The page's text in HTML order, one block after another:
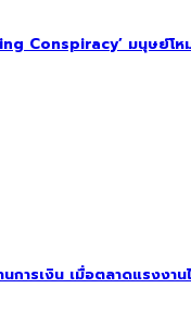
Conspiracy’ มนุษย์โห
ารเงิน เมื่อตลาดแรงงาน